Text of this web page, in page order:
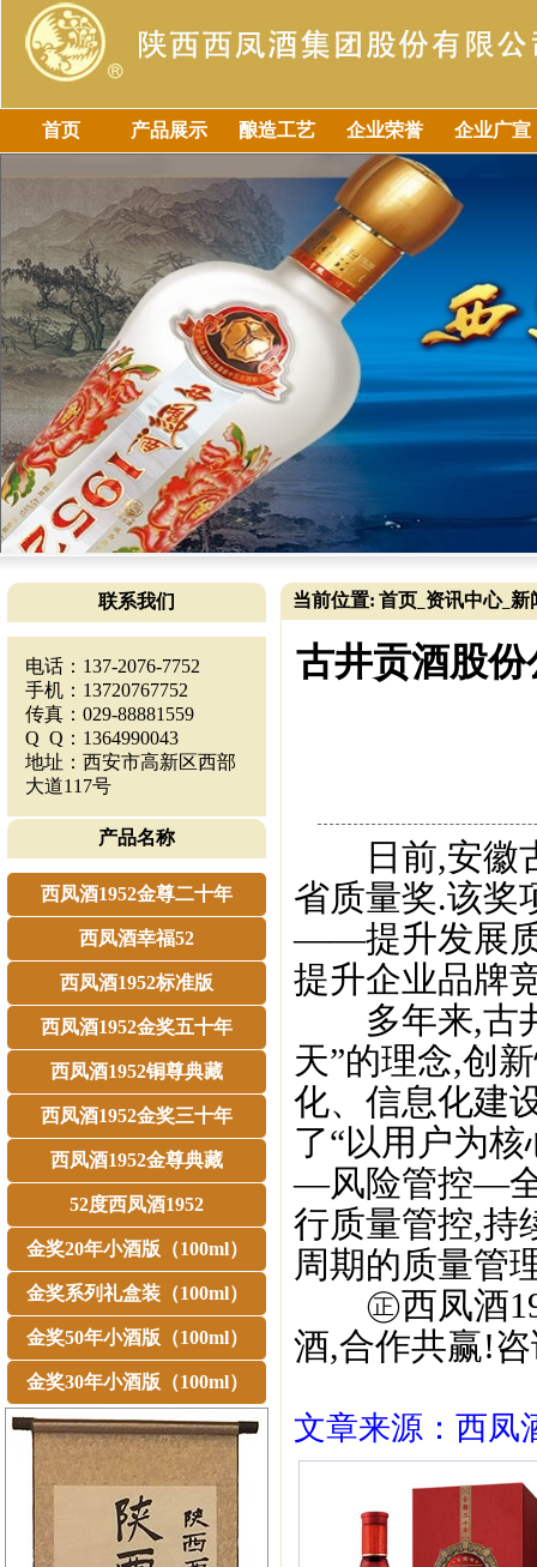
首页 产品展示 酿造工艺 企业荣誉 企业广宣
联系我们
电话：137-2076-7752
手机：13720767752
传真：029-88881559
Q Q：1364990043
地址：西安市高新区西部
大道117号
产品名称
西凤酒1952金尊二十年
西凤酒幸福52
西凤酒1952标准版
西凤酒1952金奖五十年
西凤酒1952铜尊典藏
西凤酒1952金奖三十年
西凤酒1952金尊典藏
52度西凤酒1952
金奖20年小酒版（100ml）
金奖系列礼盒装（100ml）
金奖50年小酒版（100ml）
金奖30年小酒版（100ml）
当前位置: 首页 资讯中心_ 新
古井贡酒股
日前,安徽古
省质量奖.该奖
——提升发展质
提升企业品牌
多年来,古井
天”的理念,创
化、信息化建
了“以用户为
—风险管控—
行质量管控,持
周期的质量管
㊣西凤酒
酒,合作共赢!咨
文章来源：西凤